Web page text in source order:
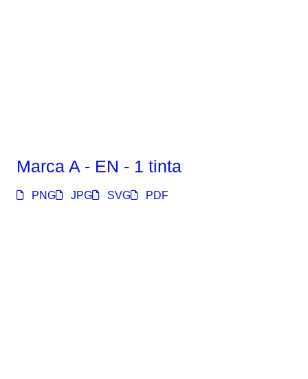
Marca A - EN - 1 tinta
PNG JPG SVG PDF